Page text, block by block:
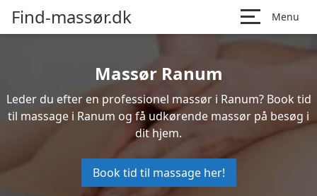
Find-massør.dk Menu
Massør Ranum
Leder du efter en professionel massør i Ranum? Book tid
til massage i Ranum og få udkørende massør på besøg i
dit hjem.
Book tid til massage her!